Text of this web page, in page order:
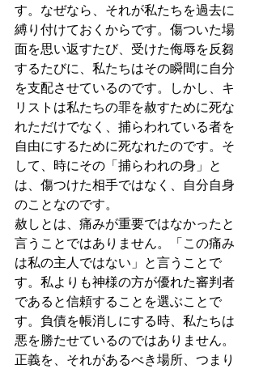
す。なぜなら、それが私たちを過去に
縛り付けておくからです。傷ついた場
面を思い返すたび、受けた侮辱を反芻
するたびに、私たちはその瞬間に自分
を支配させているのです。しかし、キ
リストは私たちの罪を赦すために死な
れただけでなく、捕らわれている者を
自由にするために死なれたのです。そ
して、時にその「捕らわれの身」と
は、傷つけた相手ではなく、自分自身
のことなのです。
赦しとは、痛みが重要ではなかったと
言うことではありません。「この痛み
は私の主人ではない」と言うことで
す。私よりも神様の方が優れた審判者
であると信頼することを選ぶことで
す。負債を帳消しにする時、私たちは
悪を勝たせているのではありません。
正義を、それがあるべき場所、つまり